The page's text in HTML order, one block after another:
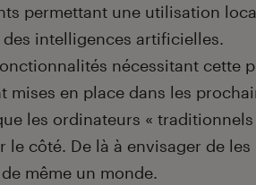
permettant une utilisation
des intelligences artificielles.
nécessitant cette
mises en place dans les
les ordinateurs «
le côté. De là à envisager de
même un monde.